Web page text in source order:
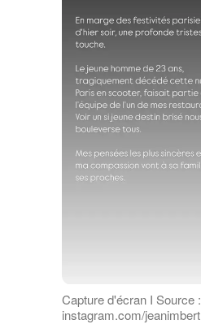
Capture d'écran I Source :
instagram.com/jeanimbert